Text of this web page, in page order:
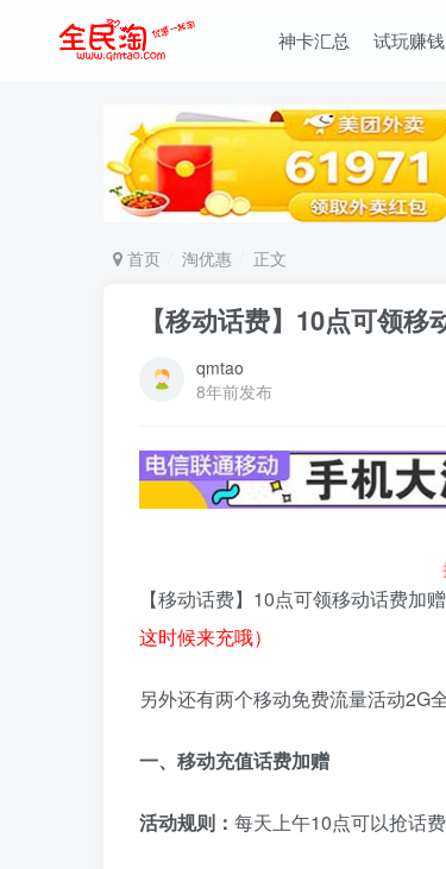
神卡汇总 试玩赚钱
首页 淘优惠 正文
【移动话费】10点可领
qmtao
8年前发布
【移动话费】10点可领移动话费
这时候来充哦）
另外还有两个移动免费流量活动2G
一、移动充值话费加赠
活动规则： 每天上午10点可以抢话